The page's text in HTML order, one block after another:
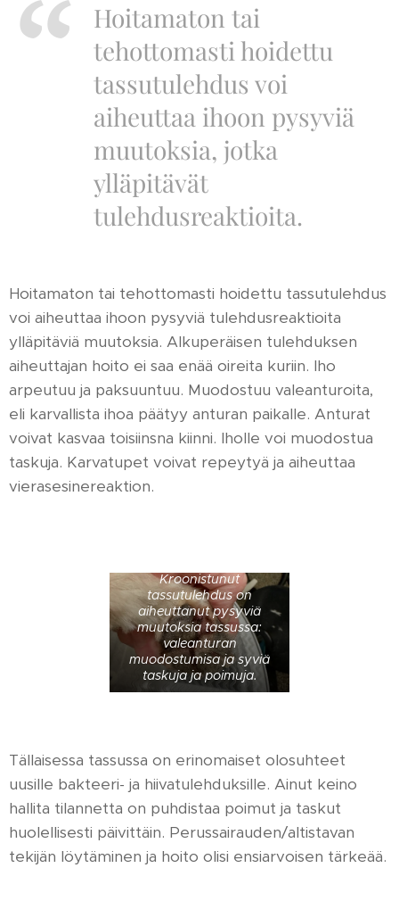
Hoitamaton tai
tehottomasti hoidettu
tassutulehdus voi
aiheuttaa ihoon pysyviä
muutoksia, jotka
ylläpitävät
tulehdusreaktioita.
Hoitamaton tai tehottomasti hoidettu tassutulehdus
voi aiheuttaa ihoon pysyviä tulehdusreaktioita
ylläpitäviä muutoksia. Alkuperäisen tulehduksen
aiheuttajan hoito ei saa enää oireita kuriin. Iho
arpeutuu ja paksuuntuu. Muodostuu valeanturoita,
eli karvallista ihoa päätyy anturan paikalle. Anturat
voivat kasvaa toisiinsna kiinni. Iholle voi muodostua
taskuja. Karvatupet voivat repeytyä ja aiheuttaa
vierasesinereaktion.
Kroonistunut
tassutulehdus on
aiheuttanut pysyviä
muutoksia tassussa:
valeanturan
muodostumisa ja syviä
taskuja ja poimuja.
Tällaisessa tassussa on erinomaiset olosuhteet
uusille bakteeri- ja hiivatulehduksille. Ainut keino
hallita tilannetta on puhdistaa poimut ja taskut
huolellisesti päivittäin. Perussairauden/altistavan
tekijän löytäminen ja hoito olisi ensiarvoisen tärkeää.